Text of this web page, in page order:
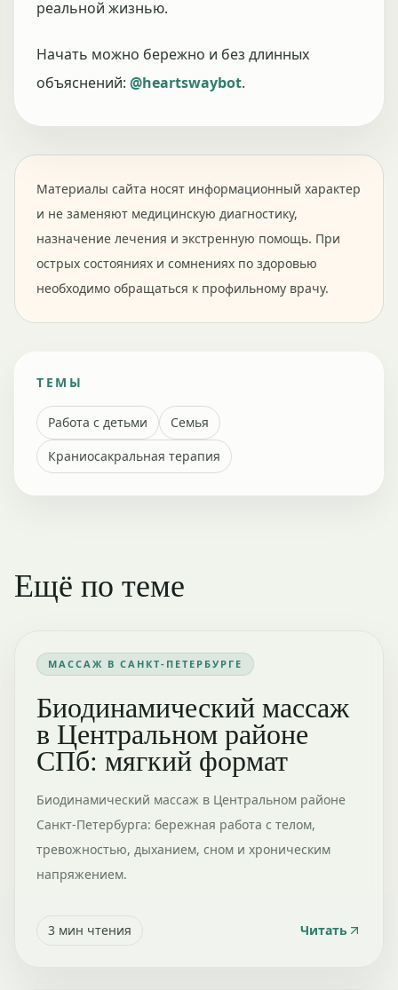
реальной жизнью.
Начать можно бережно и без длинных
объяснений: @heartswaybot.
Материалы сайта носят информационный характер
и не заменяют медицинскую диагностику,
назначение лечения и экстренную помощь. При
острых состояниях и сомнениях по здоровью
необходимо обращаться к профильному врачу.
ТЕМЫ
Работа с детьми
Семья
Краниосакральная терапия
Ещё по теме
МАССАЖ В САНКТ-ПЕТЕРБУРГЕ
Биодинамический массаж
в Центральном районе
СПб: мягкий формат
Биодинамический массаж в Центральном районе
Санкт-Петербурга: бережная работа с телом,
тревожностью, дыханием, сном и хроническим
напряжением.
3 мин чтения Читать